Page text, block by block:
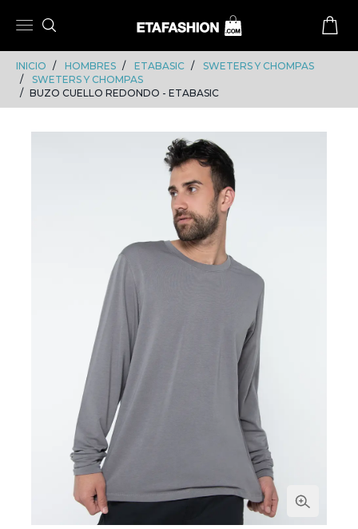
INICIO HOMBRES ETABASIC
SWETERS Y CHOMPAS
SWETERS Y CHOMPAS
BUZO CUELLO REDONDO - ETABASIC